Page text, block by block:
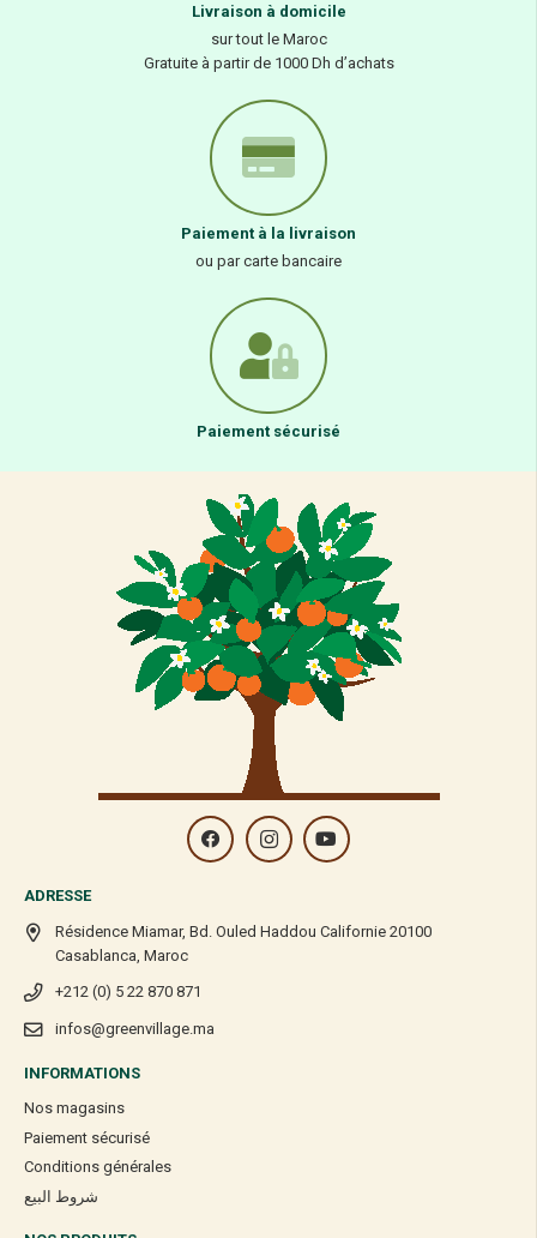
Livraison à domicile
sur tout le Maroc
Gratuite à partir de 1000 Dh d’achats
Paiement à la livraison
ou par carte bancaire
Paiement sécurisé
ADRESSE
Résidence Miamar, Bd. Ouled Haddou Californie 20100
Casablanca, Maroc
+212 (0) 5 22 870 871
infos@greenvillage.ma
INFORMATIONS
Nos magasins
Paiement sécurisé
Conditions générales
شروط البيع